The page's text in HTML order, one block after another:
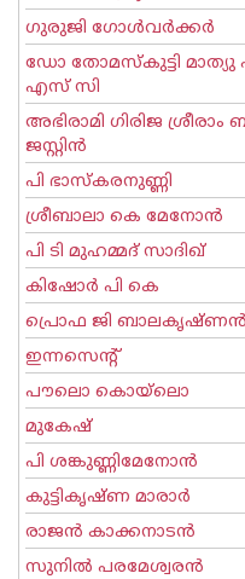
ഗുരുജി ഗോള്‍‌വര്‍ക്കര്‍
ഡോ തോമസ്കുട്ടി മാത്യു
എസ് സി
അഭിരാമി ഗിരിജ
ജസ്റ്റിന്‍
പി ഭാസ്കരനുണ്ണി
ശ്രീബാലാ കെ മേനോന്‍
പി ടി മുഹമ്മദ് സാദിഖ്‌
കിഷോർ പി കെ
പ്രൊഫ ജി ബാലകൃഷ്ണന്‍
ഇന്നസെന്റ്‌
പൗലൊ കൊയ്ലൊ
മുകേഷ്
പി ശങ്കുണ്ണിമേനോന്‍
കുട്ടികൃഷ്ണ മാരാര്‍
രാജന്‍ കാക്കനാടന്‍
സുനില്‍ പരമേശ്വരന്‍